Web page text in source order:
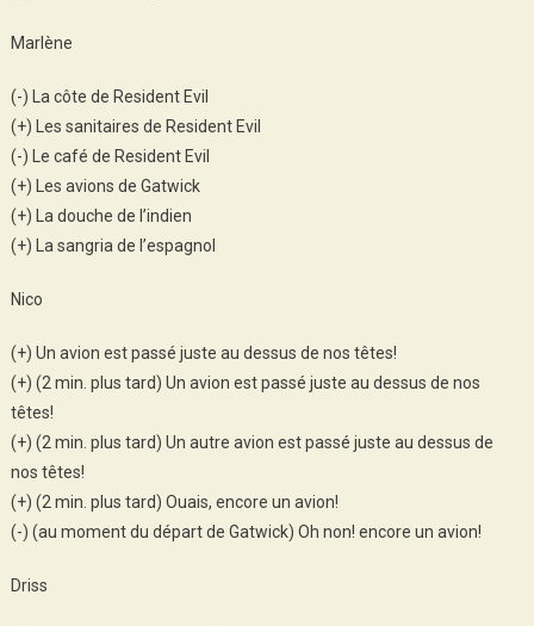
Marlène
(-) La côte de Resident Evil
(+) Les sanitaires de Resident Evil
(-) Le café de Resident Evil
(+) Les avions de Gatwick
(+) La douche de l’indien
(+) La sangria de l’espagnol
Nico
(+) Un avion est passé juste au dessus de nos têtes!
(+) (2 min. plus tard) Un avion est passé juste au dessus de nos
têtes!
(+) (2 min. plus tard) Un autre avion est passé juste au dessus de
nos têtes!
(+) (2 min. plus tard) Ouais, encore un avion!
(-) (au moment du départ de Gatwick) Oh non! encore un avion!
Driss